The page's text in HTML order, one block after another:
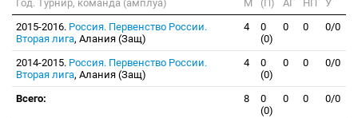
Год. Турнир, команда (амплуа) М
(П)
АГ НП
У
2015-2016. Россия. Первенство России.
Вторая лига, Алания (Защ)
4
0
(0)
0 0 0/0
2014-2015. Россия. Первенство России.
Вторая лига, Алания (Защ)
4
0
(0)
0 0 0/0
Всего: 8
0
(0)
0 0 0/0